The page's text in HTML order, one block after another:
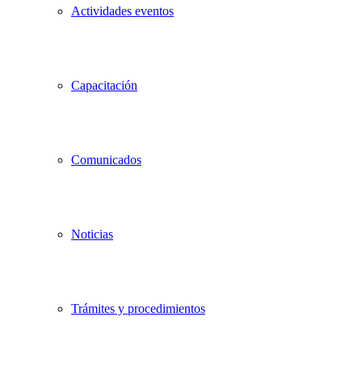
Actividades eventos
Capacitación
Comunicados
Noticias
Trámites y procedimientos